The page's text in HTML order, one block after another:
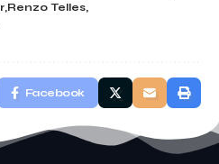
Renzo Telles
Facebook